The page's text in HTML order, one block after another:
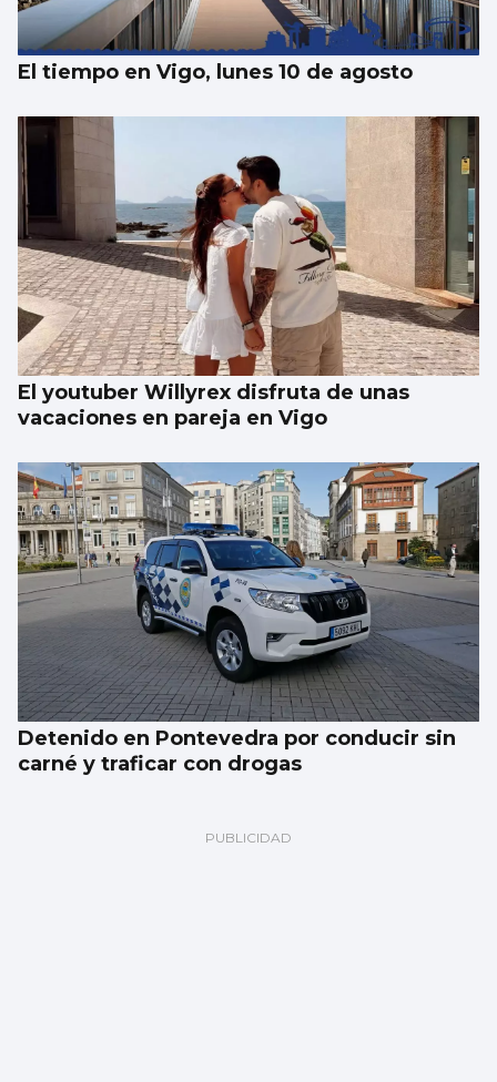
El tiempo en Vigo, lunes 10 de agosto
El youtuber Willyrex disfruta de unas
vacaciones en pareja en Vigo
Detenido en Pontevedra por conducir sin
carné y traficar con drogas